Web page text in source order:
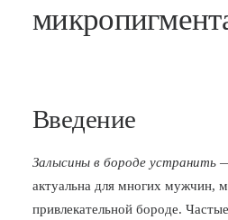
КОСМЕТИКА
ВАКАНСИИ
ФРАНШИЗА
Введение
Залысины в бороде устранить
актуальна для многих мужчин,
привлекательной бороде. Частые